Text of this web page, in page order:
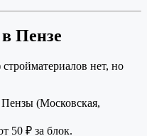
Пензе
нет, но
(Московская,
50 ₽ за блок.